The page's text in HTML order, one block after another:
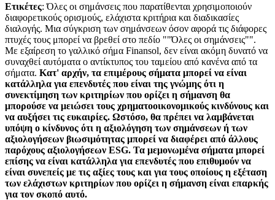
Ετικέτες: Όλες οι σημάνσεις που παρατίθενται χρησιμοποιούν
διαφορετικούς ορισμούς, ελάχιστα κριτήρια και διαδικασίες
διαλογής. Μια σύγκριση των σημάνσεων όσον αφορά τις διάφορες
πτυχές τους μπορεί να βρεθεί στο πεδίο ""Όλες οι σημάνσεις"".
Με εξαίρεση το γαλλικό σήμα Finansol, δεν είναι ακόμη δυνατό να
συναχθεί αυτόματα ο αντίκτυπος του ταμείου από κανένα από τα
σήματα. Κατ' αρχήν, τα επιμέρους σήματα μπορεί να είναι
κατάλληλα για επενδυτές που είναι της γνώμης ότι η
συνεκτίμηση των κριτηρίων που ορίζει η σήμανση θα
μπορούσε να μειώσει τους χρηματοοικονομικούς κινδύνους και
να αυξήσει τις ευκαιρίες. Ωστόσο, θα πρέπει να λαμβάνεται
υπόψη ο κίνδυνος ότι η αξιολόγηση των σημάνσεων ή των
αξιολογήσεων βιωσιμότητας μπορεί να διαφέρει από άλλους
παρόχους αξιολογήσεων ESG. Τα μεμονωμένα σήματα μπορεί
επίσης να είναι κατάλληλα για επενδυτές που επιθυμούν να
είναι συνεπείς με τις αξίες τους και για τους οποίους η εξέταση
των ελάχιστων κριτηρίων που ορίζει η σήμανση είναι επαρκής
για τον σκοπό αυτό.